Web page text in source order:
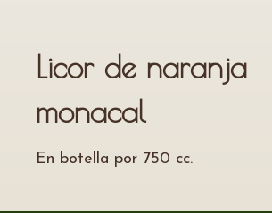
Licor de naranja
monacal
En botella por 750 cc.